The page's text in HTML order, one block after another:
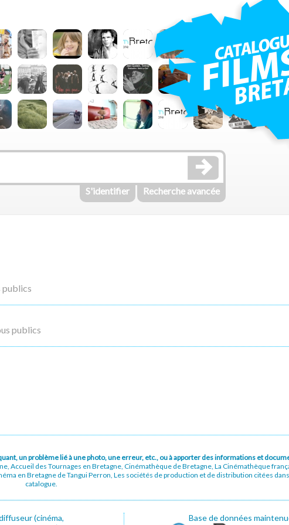
S'identifier Recherche avancée
publics
publics
un problème lié à une photo, une erreur, etc., ou à apporter des informations et
Accueil des Tournages en Bretagne, Cinémathèque de Bretagne, La Cinémathèque
en Bretagne de Tangui Perron, Les sociétés de production et de distribution citées
catalogue.
(cinéma,
Base de données